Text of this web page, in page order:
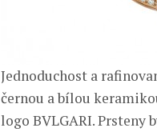
Jednoduchost a
černou a bílou
logo BVLGARI. Prsteny